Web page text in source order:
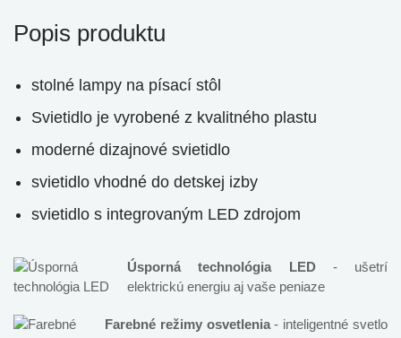
Popis produktu
stolné lampy na písací stôl
Svietidlo je vyrobené z kvalitného plastu
moderné dizajnové svietidlo
svietidlo vhodné do detskej izby
svietidlo s integrovaným LED zdrojom
Úsporná technológia LED- ušetrí
elektrickú energiu aj vaše peniaze
Farebné režimy osvetlenia- inteligentné svetlo